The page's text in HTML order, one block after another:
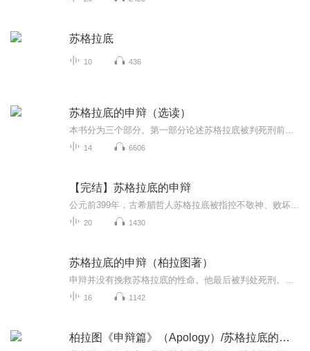
苏格拉底
10 436
苏格拉底的申辩（选读）
14 6606
【完结】苏格拉底的申辩
20 1430
苏格拉底的申辩（柏拉图著）
16 1142
柏拉图《申辩篇》（Apology）/苏格拉底的申辩